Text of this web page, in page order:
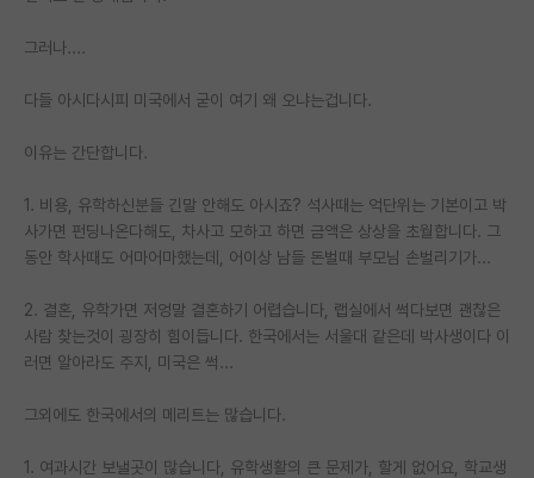
PI 전용 게시판
인문사회 계열 게시판
특수/전문대학원 게시판
반도체/AI 게시판
장학금/장학생 게시판
학술 정보 게시판
그러나....
다들 아시다시피 미국에서 굳이 여기 왜 오냐는겁니다.
이유는 간단합니다.
1. 비용, 유학하신분들 긴말 안해도 아시죠? 석사때는 억단위는 기본이고 박
사가면 펀딩나온다해도, 차사고 모하고 하면 금액은 상상을 초월합니다. 그
동안 학사때도 어마어마했는데, 어이상 남들 돈벌때 부모님 손벌리기가...
2. 결혼, 유학가면 저엉말 결혼하기 어렵습니다, 랩실에서 썩다보면 괜찮은
사람 찾는것이 굉장히 힘이듭니다. 한국에서는 서울대 같은데 박사생이다 이
러면 알아라도 주지, 미국은 썩...
그외에도 한국에서의 메리트는 많습니다.
1. 여과시간 보낼곳이 많습니다, 유학생활의 큰 문제가, 할게 없어요, 학교생